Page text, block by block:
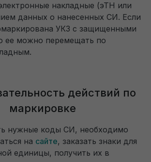
накладные (эТН или
данных о нанесенных СИ. Если
УКЗ с защищенными
ее можно перемещать по
действий по
маркировке
нужные коды СИ, необходимо
на сайте, заказать знаки для
единицы, получить их в